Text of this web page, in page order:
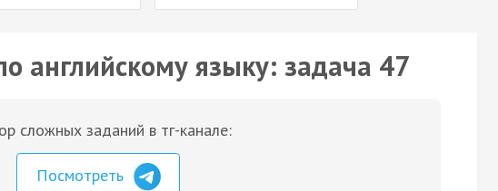
английскому языку: задача 47
сложных заданий в тг-канале:
Посмотреть